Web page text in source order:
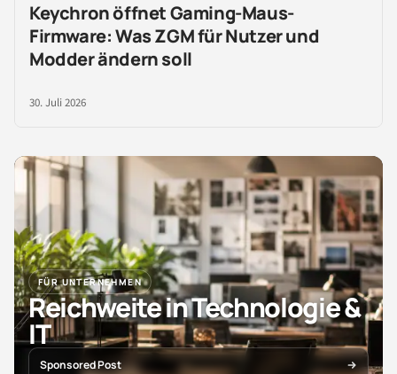
Keychron öffnet Gaming-Maus-
Firmware: Was ZGM für Nutzer und
Modder ändern soll
30. Juli 2026
FÜR UNTERNEHMEN
Reichweite in Technologie &
IT
Sponsored Post